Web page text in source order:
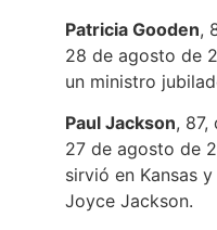
Patricia Gooden,
28 de agosto de
un ministro
Paul Jackson, 87,
27 de agosto de
sirvió en Kansas
Joyce Jackson.